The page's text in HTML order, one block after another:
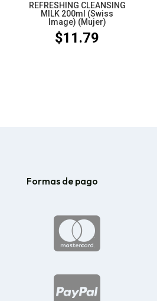
REFRESHING CLEANSING
MILK 200ml (Swiss
Image) (Mujer)
$11.79
Formas de pago
